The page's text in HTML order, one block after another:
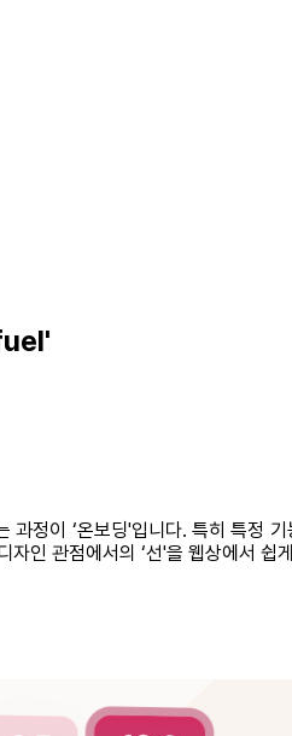
과정이 ‘온보딩'입니다. 특히 특정
인 관점에서의 ‘선'을 웹상에서